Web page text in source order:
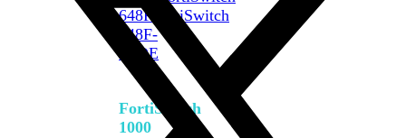
648F FortiSwitch
648F-
FPOE
FortiSwitch
1000